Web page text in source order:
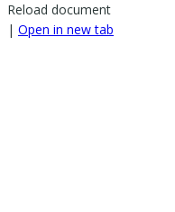
Reload document
| Open in new tab